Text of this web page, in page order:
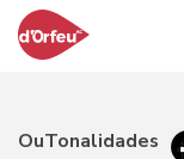
OuTonalidades